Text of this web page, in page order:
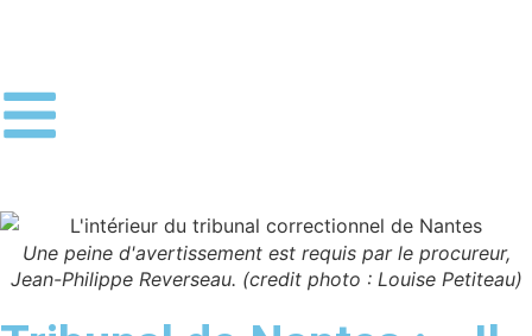
Une peine d'avertissement est requis par le procureur,
Jean-Philippe Reverseau. (credit photo : Louise Petiteau)